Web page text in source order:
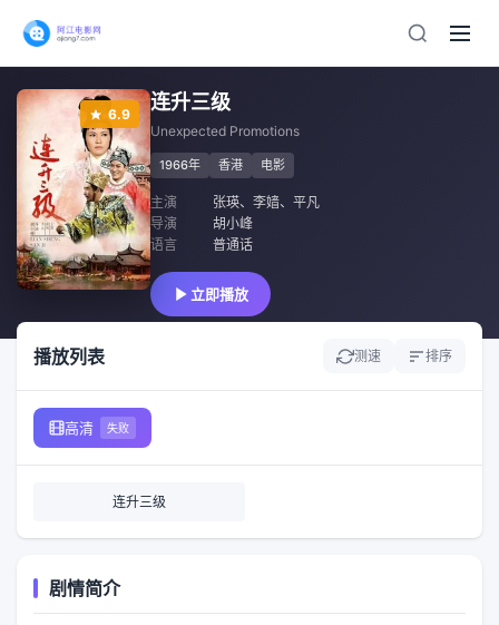
6.9
连升三级
Unexpected Promotions
1966年 香港 电影
主演 张瑛、 李嫱、 平凡
导演
胡小峰
语言
普通话
立即播放
播放列表 测速 排序
高清 失败
连升三级
剧情简介